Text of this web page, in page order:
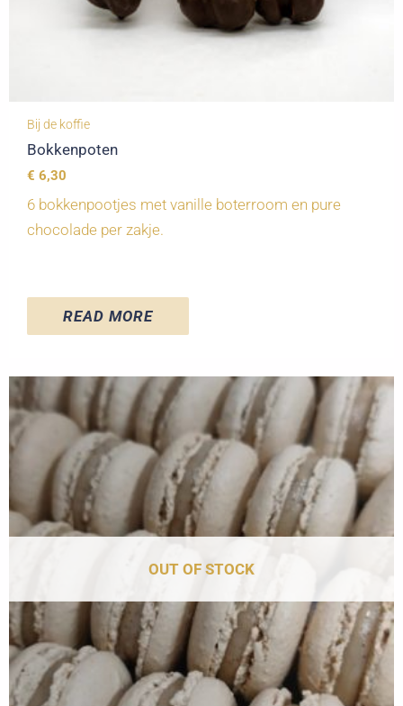
Bij de koffie
Bokkenpoten
€ 6,30
6 bokkenpootjes met vanille boterroom en pure
chocolade per zakje.
READ MORE
OUT OF STOCK